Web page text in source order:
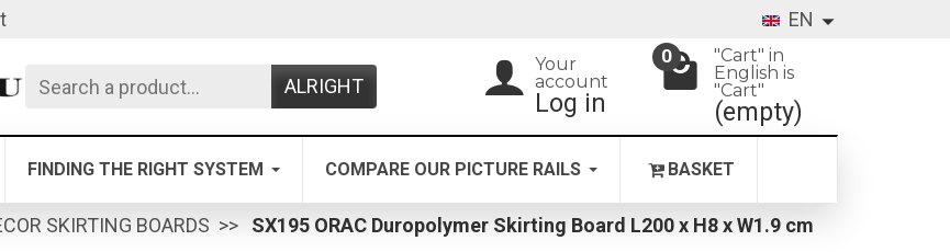
EN
ALRIGHT
Your
account
Log in
0
"Cart" in
English is
"Cart"
(empty)
FINDING THE RIGHT SYSTEM COMPARE OUR PICTURE RAILS BASKET
SKIRTING BOARDS SX195 ORAC Duropolymer Skirting Board L200 x H8 x W1.9 cm